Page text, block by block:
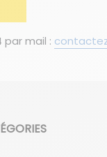
mail :